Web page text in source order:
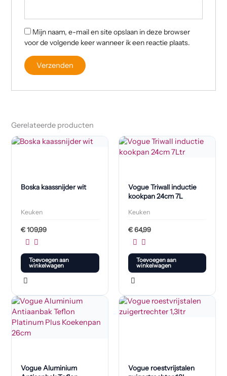
Mijn naam, e-mail en site opslaan in deze browser
voor de volgende keer wanneer ik een reactie plaats.
Gerelateerde producten
Boska kaassnijder wit
Keuken
€109,99
Toevoegen aan
winkelwagen
Vogue Triwall inductie
kookpan 24cm 7L
Keuken
€64,99
Toevoegen aan
winkelwagen
Vogue Aluminium
Vogue roestvrijstalen